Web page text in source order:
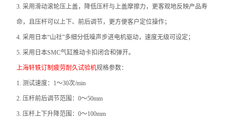
扭转试验机
跌落试验机
振动试验机
耐磨试验机
3.采用滑动滚轮压上盖，降低压杆与上盖摩擦力，更客观地反映产品寿
命，且压杆可以上下、前后调节，更方便客户定位操作；
4.采用日本“山社”多细分低噪声步进电机驱动，速度无级可设定；
5.采用日本SMC气缸推动卡扣闭合和弹开。
上海轩轶订制疲劳耐久试验机规格参数：
1.测试速度：1～30次/min
2.压杆前后调节范围：0～50mm
3.压杆上下升降范围：0～100mm